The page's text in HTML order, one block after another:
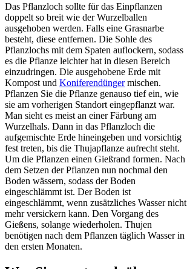
Das Pflanzloch sollte für das Einpflanzen
doppelt so breit wie der Wurzelballen
ausgehoben werden. Falls eine Grasnarbe
besteht, diese entfernen. Die Sohle des
Pflanzlochs mit dem Spaten auflockern, sodass
es die Pflanze leichter hat in diesen Bereich
einzudringen. Die ausgehobene Erde mit
Kompost und Koniferendüngermischen.
Pflanzen Sie die Pflanze genauso tief ein, wie
sie am vorherigen Standort eingepflanzt war.
Man sieht es meist an einer Färbung am
Wurzelhals. Dann in das Pflanzloch die
aufgemischte Erde hineingeben und vorsichtig
fest treten, bis die Thujapflanze aufrecht steht.
Um die Pflanzen einen Gießrand formen. Nach
dem Setzen der Pflanzen nun nochmal den
Boden wässern, sodass der Boden
eingeschlämmt ist. Der Boden ist
eingeschlämmt, wenn zusätzliches Wasser nicht
mehr versickern kann. Den Vorgang des
Gießens, solange wiederholen. Thujen
benötigen nach dem Pflanzen täglich Wasser in
den ersten Monaten.